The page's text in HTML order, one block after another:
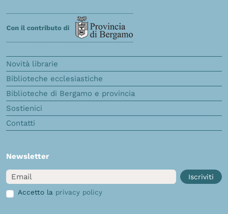
Novità librarie
Biblioteche ecclesiastiche
Biblioteche di Bergamo e provincia
Sostienici
Contatti
Newsletter
Email
Iscriviti
Accetto la privacy policy